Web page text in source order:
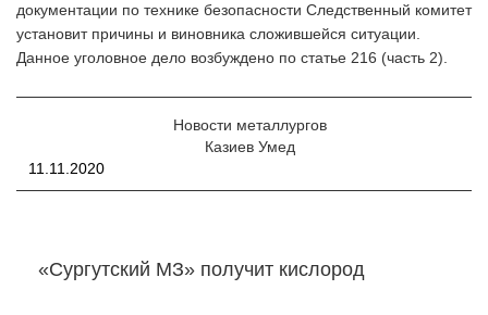
документации по технике безопасности Следственный комитет
установит причины и виновника сложившейся ситуации.
Данное уголовное дело возбуждено по статье 216 (часть 2).
Новости металлургов
Казиев Умед
11.11.2020
«Сургутский МЗ» получит кислород